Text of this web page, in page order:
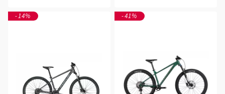
-14% -41%